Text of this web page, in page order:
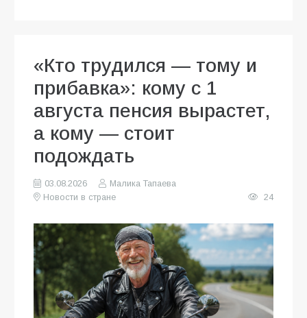
«Кто трудился — тому и
прибавка»: кому с 1
августа пенсия вырастет,
а кому — стоит
подождать
03.08.2026
Малика Тапаева
Новости в стране
24